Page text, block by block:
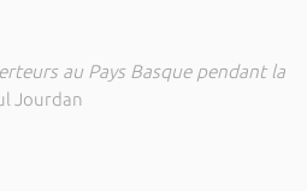
au Pays Basque pendant la
Jourdan